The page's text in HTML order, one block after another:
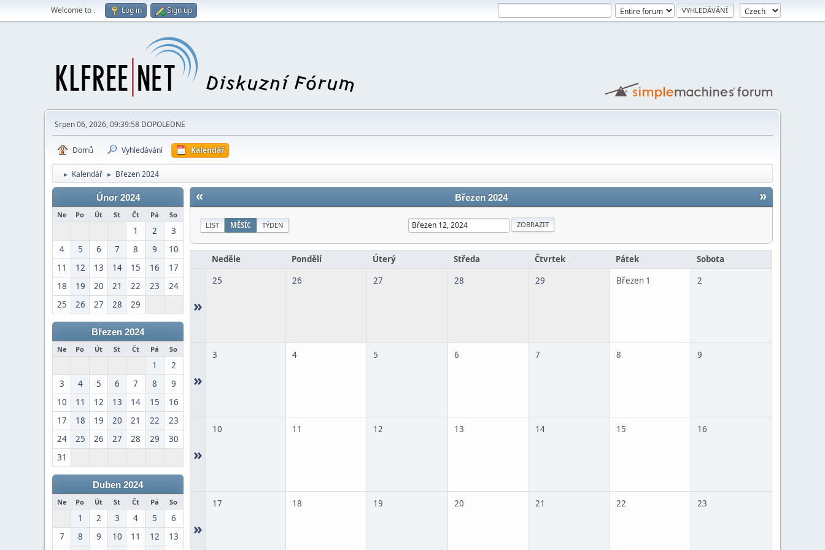
Welcome to . Log in Sign up
Srpen 06, 2026, 09:39:58 DOPOLEDNE
Domů Vyhledávání Kalendář
► Kalendář ► Březen 2024
Únor 2024
Ne Po Út St Čt Pá So
1 2
3
4
5 6 7 8 9
10
11
12 13 14 15 16
17
18
19 20 21 22 23
24
25
26 27 28 29
Březen 2024
Ne Po Út St Čt Pá So
1
2
3
4 5 6 7 8
9
10
11 12 13 14 15
16
17
18 19 20 21 22
23
24
25 26 27 28 29
30
31
Duben 2024
Ne Po Út St Čt Pá So
1 2 3 4 5
6
7
8 9 10 11 12
13
« »
Březen 2024
LIST MĚSÍC TÝDEN
Neděle Pondělí Úterý Středa Čtvrtek Pátek Sobota
»
25 26 27 28 29 Březen 1 2
»
3 4 5 6 7 8 9
»
10 11 12 13 14 15 16
»
17 18 19 20 21 22 23